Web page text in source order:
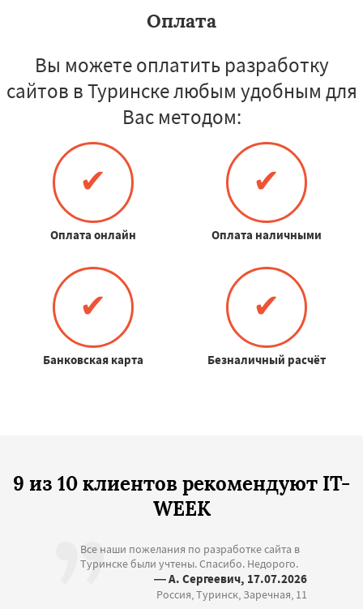
Оплата
Вы можете оплатить разработку
сайтов в Туринске любым удобным для
Вас методом:
✔
Оплата онлайн
✔
Оплата наличными
✔
Банковская карта
✔
Безналичный расчёт
9 из 10 клиентов рекомендуют IT-
WEEK
Все наши пожелания по разработке сайта в
Туринске были учтены. Спасибо. Недорого.
— А. Сергеевич, 17.07.2026
Россия, Туринск, Заречная, 11